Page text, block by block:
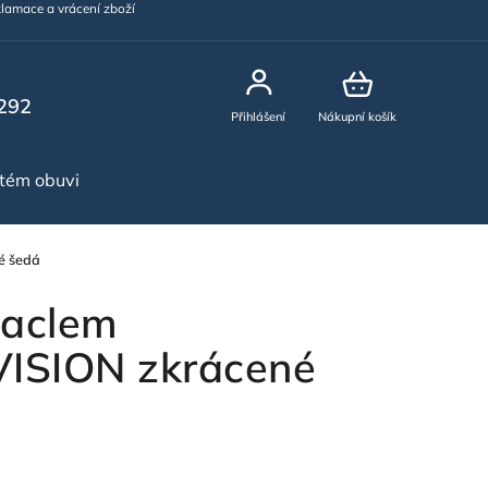
a vrácení zboží
Nákupní košík
Přihlášení
obuvi
šedá
zkrácené